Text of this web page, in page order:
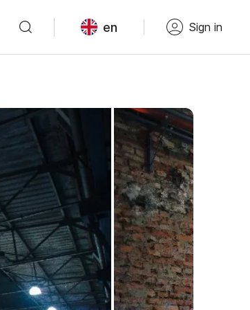
en Sign in